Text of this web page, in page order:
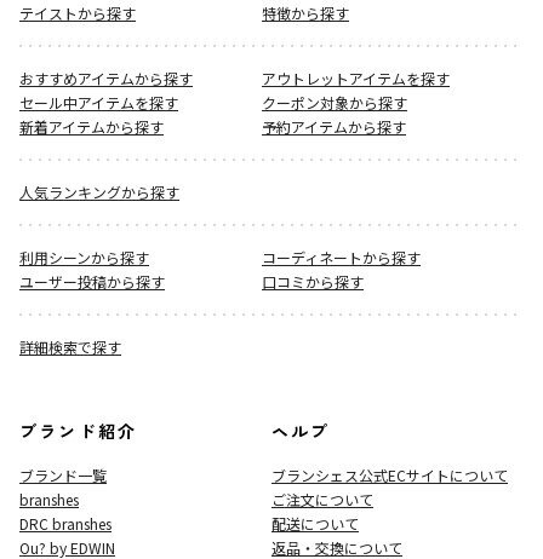
テイストから探す
特徴から探す
おすすめアイテムから探す
アウトレットアイテムを探す
セール中アイテムを探す
クーポン対象から探す
新着アイテムから探す
予約アイテムから探す
人気ランキングから探す
利用シーンから探す
コーディネートから探す
ユーザー投稿から探す
口コミから探す
詳細検索で探す
ブランド紹介
ブランド一覧
branshes
DRC branshes
Ou? by EDWIN
ヘルプ
ブランシェス公式ECサイトについて
ご注文について
配送について
返品・交換について